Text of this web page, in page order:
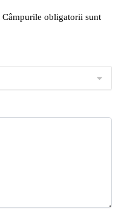
Câmpurile obligatorii sunt